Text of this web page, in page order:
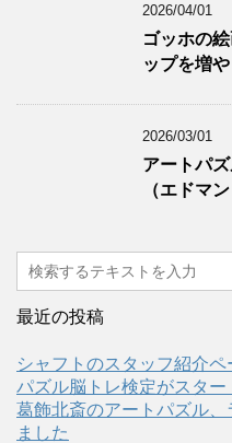
2026/04/01
ゴッホの
ップを増
2026/03/01
アートパ
（エドマ
最近の投稿
シャフトのスタッフ紹介
パズル脳トレ検定がスター
葛飾北斎のアートパズル、
ました